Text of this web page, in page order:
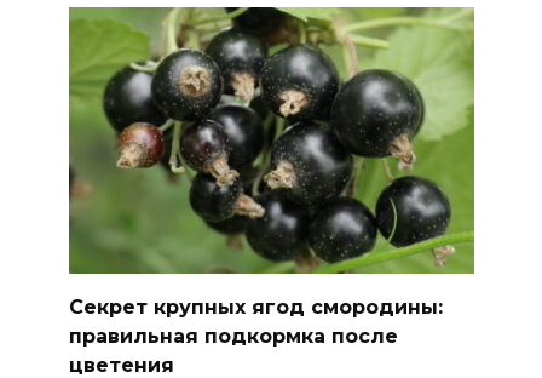
Секрет крупных ягод смородины:
правильная подкормка после
цветения